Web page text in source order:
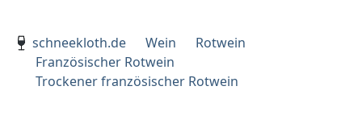
schneekloth.de
Wein
Rotwein
Französischer Rotwein
Trockener französischer Rotwein